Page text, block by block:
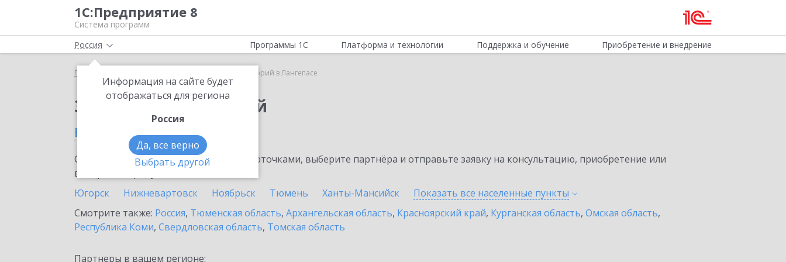
1С:Предприятие 8
Система программ
Россия
Информация на сайте будет
отображаться для региона
Россия
Да, все верно
Выбрать другой
Программы 1С Платформа и технологии Поддержка и обучение Приобретение и внедрение
Главная 1С:Лекторий в Лангепасе
Заказать 1С:Лекторий
в Лангепасе
Ознакомьтесь с информационными карточками, выберите партнёра и отправьте заявку на консультацию, приобретение или
внедрение продукта.
Югорск
Нижневартовск Ноябрьск Тюмень Ханты-Мансийск Показать все населенные пункты
Смотрите также: Россия, Тюменская область, Архангельская область, Красноярский край, Курганская область, Омская область,
Республика Коми, Свердловская область, Томская область
Партнеры в вашем регионе: